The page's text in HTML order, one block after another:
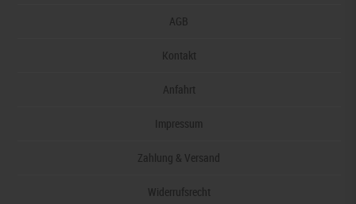
AGB
Kontakt
Anfahrt
Impressum
Zahlung & Versand
Widerrufsrecht